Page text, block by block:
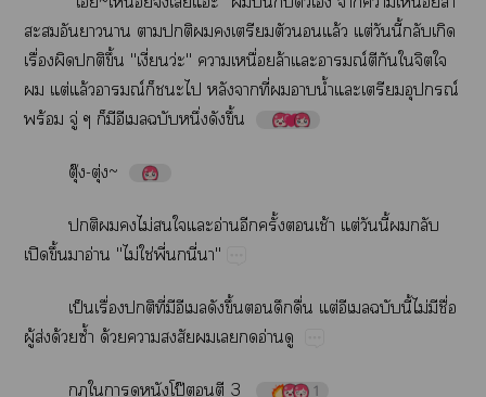
​​​​​​​​​​​​ล้​ต่​​ี้​​​
ื่​​​ึ้"ี่ว่"​​ื่​ล้​​ณ์​​​​​​
​ต่​ล้​ณ์​​​​​​ี่​​​น้ำ​​​ณ์​
ร้​ู่​​​​​ึ่​​ึ้
ุ๊-ุ่~
​​​ไม่​​​​อ่​​ั้​​ช้​ต่​​ี้​​​
ปิ​ึ้​​อ่"ไม่​ใช่​ี่​​ี่​"
ป็​ื่​​ี่​​​​ึ้​​​ื่​ต่​​​ี้​ไม่​​ื่​
ู้​ส่​ด้​ซ้ำ​ด้​​​​​​อ่​
​​​​​โป๊​​​3
1